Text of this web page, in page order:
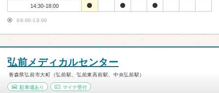
14:30-18:00
09:00-13:00
弘前メディカルセンター
青森県弘前市大町（弘前駅、弘前東高前駅、中央弘前駅）
駐車場あり マイナ受付